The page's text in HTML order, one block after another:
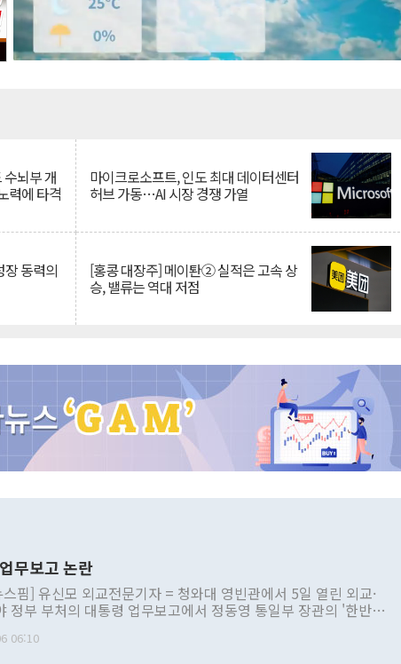
뇌부 개
력에 타격
마이크로소프트, 인도 최대 데이터센터
허브 가동…AI 시장 경쟁 가열
동력의 [홍콩 대장주] 메이퇀② 실적은 고속 상
승, 밸류는 역대 저점
무보고 논란
핌] 유신모 외교전문기자 = 청와대 영빈관에서 5일 열린 외교·
정부 부처의 대통령 업무보고에서 정동영 통일부 장관의 '한반도
는 정부 내 조율을 거치지 않은 사안을 정책으로 추진하겠다고 공
06:10